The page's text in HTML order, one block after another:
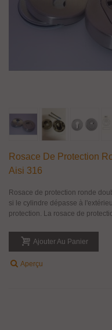
Rosace De Protection
Aisi 316
Rosace de protection ronde
si le cylindre dépasse à
protection. La rosace de
Ajouter Au Panier
Aperçu